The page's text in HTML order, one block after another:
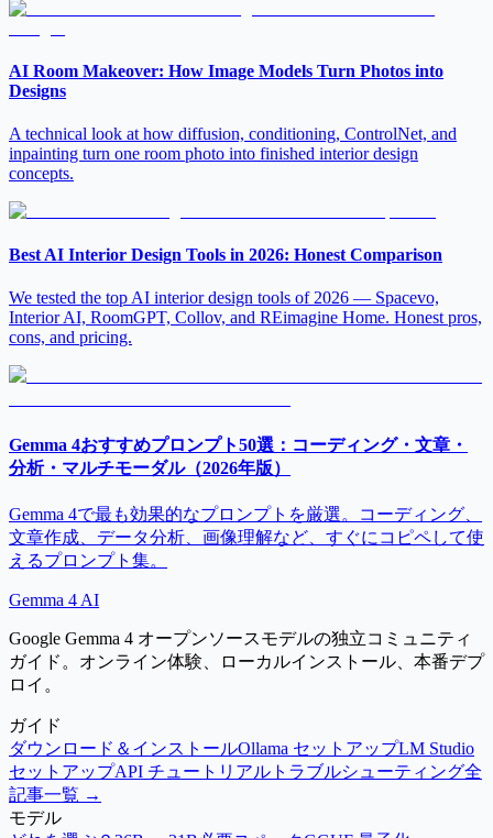
AI Room Makeover: How Image Models Turn Photos into
Designs
A technical look at how diffusion, conditioning, ControlNet, and
inpainting turn one room photo into finished interior design
concepts.
Best AI Interior Design Tools in 2026: Honest Comparison
We tested the top AI interior design tools of 2026 — Spacevo,
Interior AI, RoomGPT, Collov, and REimagine Home. Honest pros,
cons, and pricing.
Gemma 4おすすめプロンプト50選：コーディング・文章・
分析・マルチモーダル（2026年版）
Gemma 4で最も効果的なプロンプトを厳選。コーディング、
文章作成、データ分析、画像理解など、すぐにコピペして使
えるプロンプト集。
Gemma 4 AI
Google Gemma 4 オープンソースモデルの独立コミュニティ
ガイド。オンライン体験、ローカルインストール、本番デプ
ロイ。
ガイド
ダウンロード＆インストールOllama セットアップLM Studio
セットアップAPI チュートリアル トラブルシューティング全
記事一覧 →
モデル